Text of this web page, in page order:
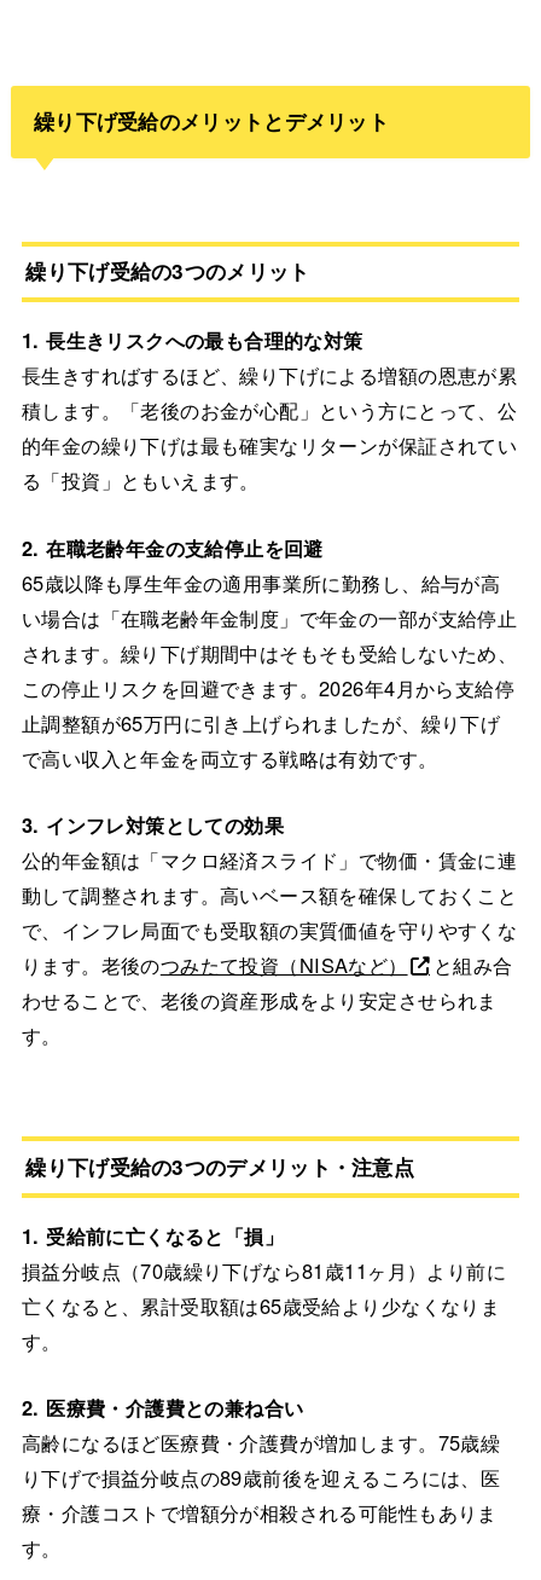
繰り下げ受給のメリットとデメリット
繰り下げ受給の3つのメリット
1. 長生きリスクへの最も合理的な対策
長生きすればするほど、繰り下げによる増額の恩恵が累
積します。「老後のお金が心配」という方にとって、公
的年金の繰り下げは最も確実なリターンが保証されてい
る「投資」ともいえます。
2. 在職老齢年金の支給停止を回避
65歳以降も厚生年金の適用事業所に勤務し、給与が高
い場合は「在職老齢年金制度」で年金の一部が支給停止
されます。繰り下げ期間中はそもそも受給しないため、
この停止リスクを回避できます。2026年4月から支給停
止調整額が65万円に引き上げられましたが、繰り下げ
で高い収入と年金を両立する戦略は有効です。
3. インフレ対策としての効果
公的年金額は「マクロ経済スライド」で物価・賃金に連
動して調整されます。高いベース額を確保しておくこと
で、インフレ局面でも受取額の実質価値を守りやすくな
ります。老後のつみたて投資（NISAなど）
と組み合
わせることで、老後の資産形成をより安定させられま
す。
繰り下げ受給の3つのデメリット・注意点
1. 受給前に亡くなると「損」
損益分岐点（70歳繰り下げなら81歳11ヶ月）より前に
亡くなると、累計受取額は65歳受給より少なくなりま
す。
2. 医療費・介護費との兼ね合い
高齢になるほど医療費・介護費が増加します。75歳繰
り下げで損益分岐点の89歳前後を迎えるころには、医
療・介護コストで増額分が相殺される可能性もありま
す。